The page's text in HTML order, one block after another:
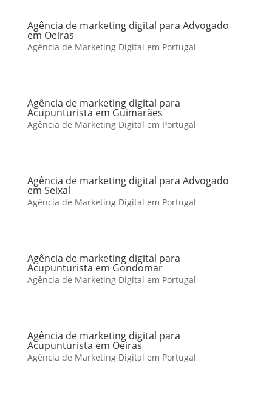
Agência de marketing digital para Advogado
em Oeiras
Agência de Marketing Digital em Portugal
Agência de marketing digital para
Acupunturista em Guimarães
Agência de Marketing Digital em Portugal
Agência de marketing digital para Advogado
em Seixal
Agência de Marketing Digital em Portugal
Agência de marketing digital para
Acupunturista em Gondomar
Agência de Marketing Digital em Portugal
Agência de marketing digital para
Acupunturista em Oeiras
Agência de Marketing Digital em Portugal